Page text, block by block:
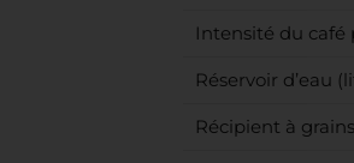
Intensité du
Réservoir d’eau
Récipient à